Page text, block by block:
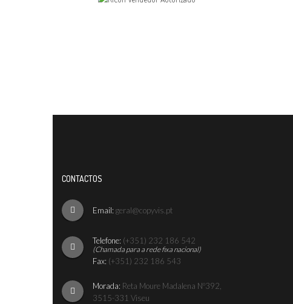
CONTACTOS
Email: geral@copyvis.pt
Telefone: (+351) 232 186 542
(Chamada para a rede fixa nacional)
Fax: (+351) 232 186 543
Morada: Reta Moure Madalena Nº392,
3515-331 Viseu